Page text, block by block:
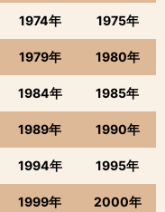
1974年 1975年
1979年 1980年
1984年 1985年
1989年 1990年
1994年 1995年
1999年 2000年